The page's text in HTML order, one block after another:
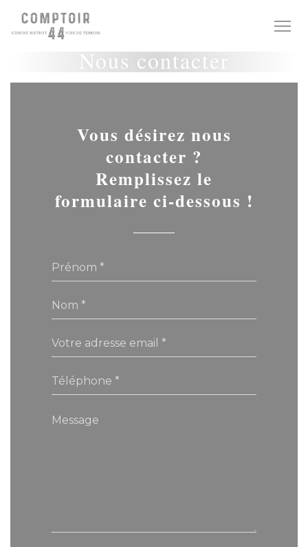
Personnalisation de vos choix en matière de cookies
Nous contacter
Vous désirez nous
contacter ?
Remplissez le
formulaire ci-dessous !